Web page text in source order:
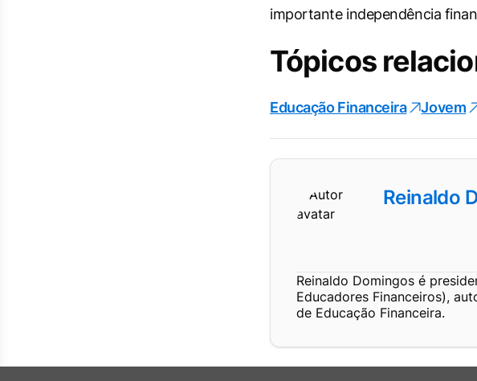
importante independência
Tópicos
Educação Financeira Jovem
Reinaldo
Reinaldo Domingos é
Educadores Financeiros),
de Educação Financeira.